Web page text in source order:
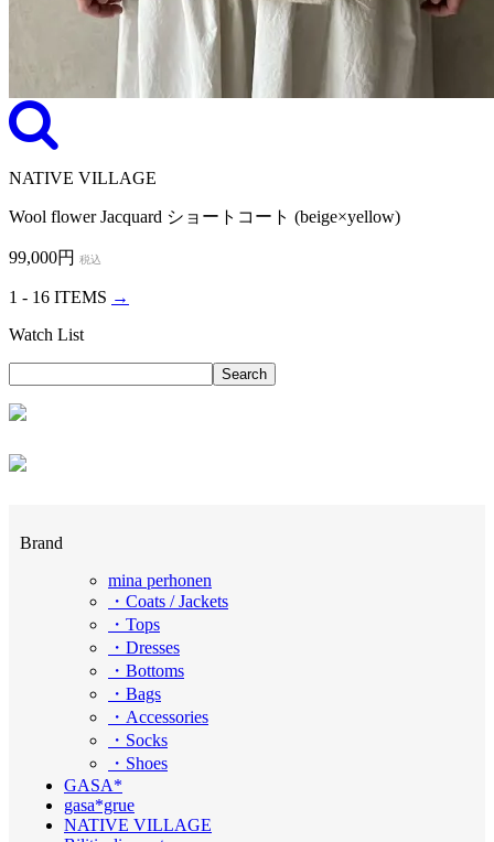
NATIVE VILLAGE
Wool flower Jacquard ショートコート (beige×yellow)
99,000円 税込
1 - 16 ITEMS →
Watch List
Brand
mina perhonen
・Coats / Jackets
・Tops
・Dresses
・Bottoms
・Bags
・Accessories
・Socks
・Shoes
GASA*
gasa*grue
NATIVE VILLAGE